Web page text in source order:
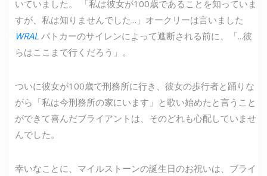
いていました。 「私は彼女が100歳であることを知っていま
すが、私は知りませんでした...」オークリーは言いました
WRAL パトカーのサイレンによって遮断される前に、「...彼
らはここまで行くだろう」。
ついに彼女が100歳で刑務所に行き、彼女の歩行者と踊りな
がら「私は今刑務所の家にいます」と歌い始めたと言うこと
ができて喜んだブライアントは、そのどれも心配していませ
んでした。
幸いなことに、マイルストーンの誕生日のお祝いは、ブライ